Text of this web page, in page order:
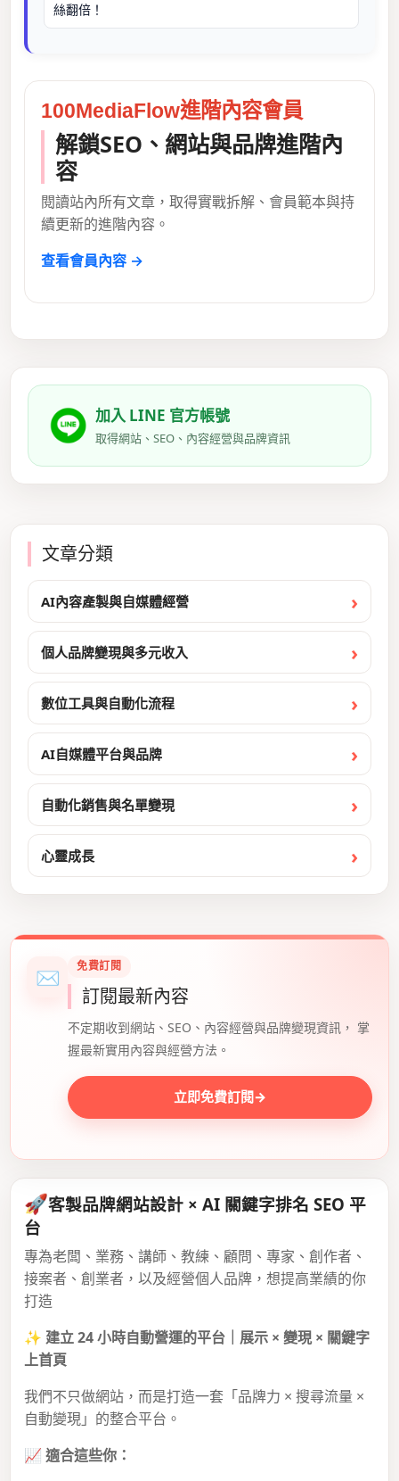
絲翻倍！
100MediaFlow進階內容會員
解鎖SEO、網站與品牌進階內
容
閱讀站內所有文章，取得實戰拆解、會員範本與持
續更新的進階內容。
查看會員內容 →
加入 LINE 官方帳號
取得網站、SEO、內容經營與品牌資訊
文章分類
AI內容產製與自媒體經營
個人品牌變現與多元收入
數位工具與自動化流程
AI自媒體平台與品牌
自動化銷售與名單變現
心靈成長
✉ 免費訂閱
訂閱最新內容
不定期收到網站、SEO、內容經營與品牌變現資訊， 掌
握最新實用內容與經營方法。
立即免費訂閱→
🚀客製品牌網站設計 × AI 關鍵字排名 SEO 平
台
專為老闆、業務、講師、教練、顧問、專家、創作者、
接案者、創業者，以及經營個人品牌，想提高業績的你
打造
✨ 建立 24 小時自動營運的平台｜展示 × 變現 × 關鍵字
上首頁
我們不只做網站，而是打造一套「品牌力 × 搜尋流量 ×
自動變現」的整合平台。
📈 適合這些你：